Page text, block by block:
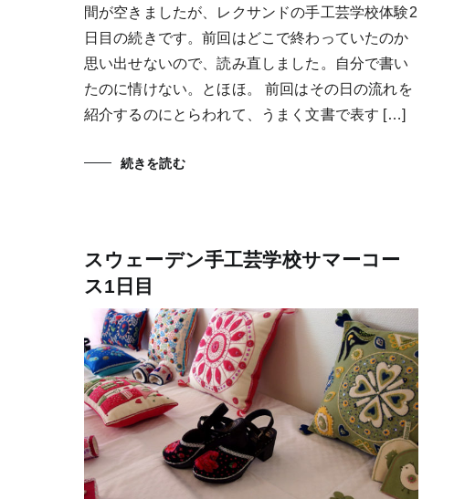
間が空きましたが、レクサンドの手工芸学校体験2
日目の続きです。前回はどこで終わっていたのか
思い出せないので、読み直しました。自分で書い
たのに情けない。とほほ。 前回はその日の流れを
紹介するのにとらわれて、うまく文書で表す […]
続きを読む
スウェーデン手工芸学校サマーコー
ス1日目